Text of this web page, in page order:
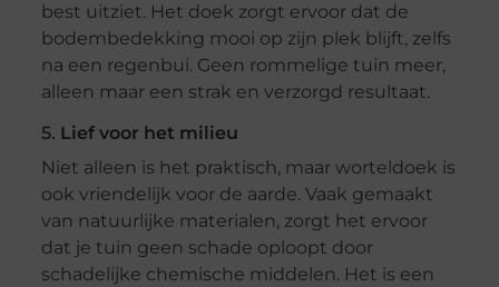
best uitziet. Het doek zorgt ervoor dat de
bodembedekking mooi op zijn plek blijft, zelfs
na een regenbui. Geen rommelige tuin meer,
alleen maar een strak en verzorgd resultaat.
5. Lief voor het milieu
Niet alleen is het praktisch, maar worteldoek is
ook vriendelijk voor de aarde. Vaak gemaakt
van natuurlijke materialen, zorgt het ervoor
dat je tuin geen schade oploopt door
schadelijke chemische middelen. Het is een